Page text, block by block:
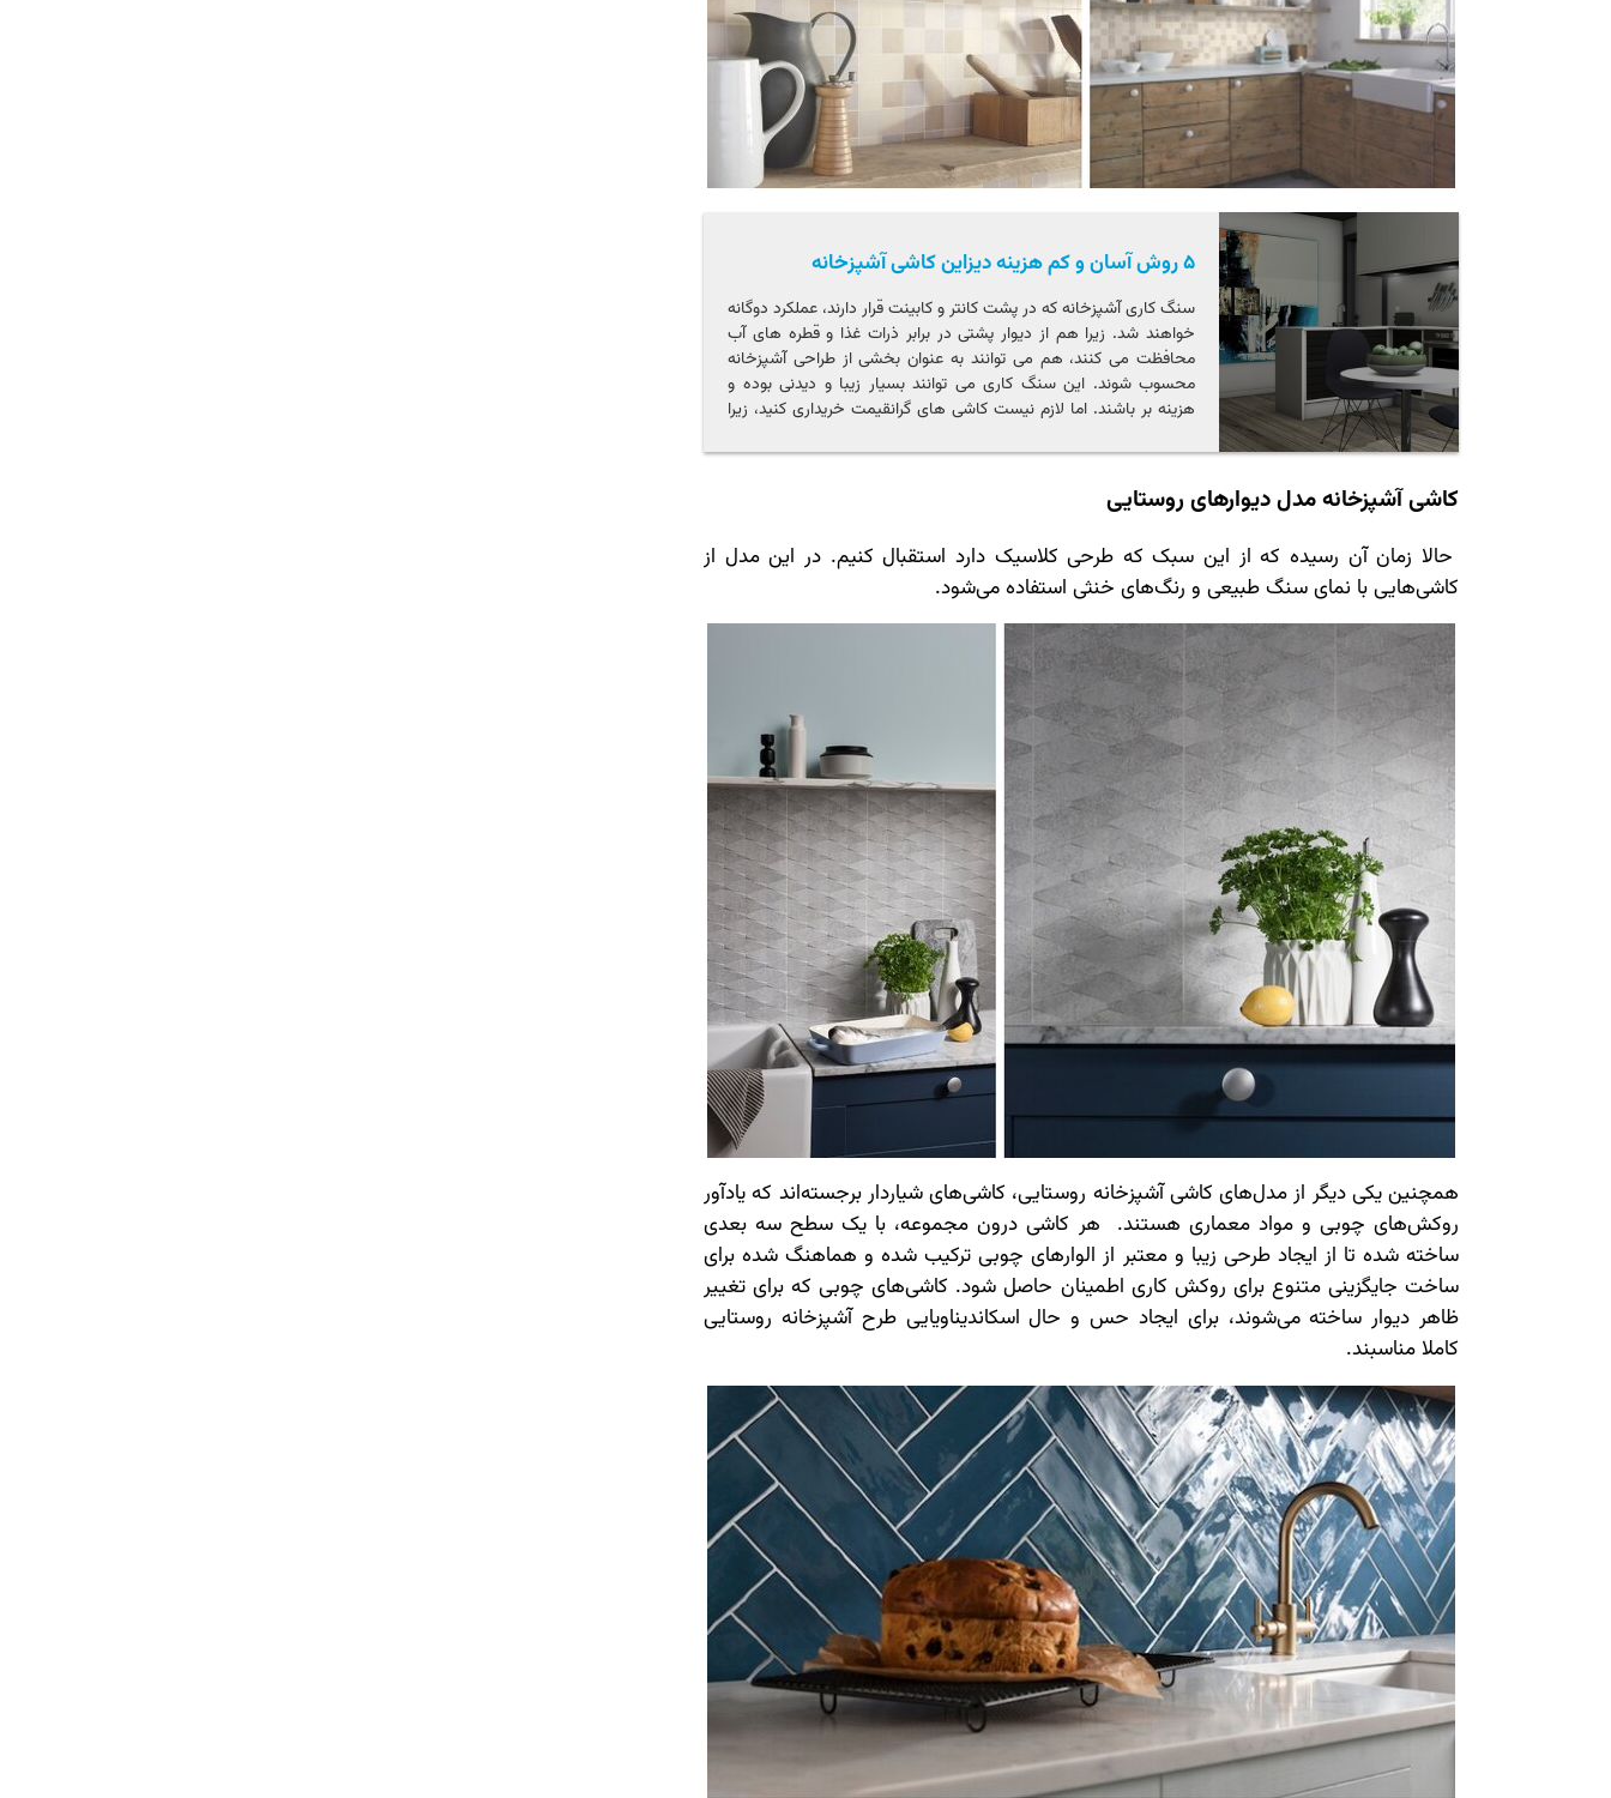
۵ روش آسان و کم هزینه دیزاین کاشی آشپزخانه
سنگ کاری آشپزخانه که در پشت کانتر و کابینت قرار دارند، عملکرد دوگانه
خواهند شد. زیرا هم از دیوار پشتی در برابر ذرات غذا و قطره های آب
محافظت می کنند، هم می توانند به عنوان بخشی از طراحی آشپزخانه
محسوب شوند. این سنگ کاری می توانند بسیار زیبا و دیدنی بوده و
هزینه بر باشند. اما لازم نیست کاشی های گرانقیمت خریداری کنید، زیرا
مجددا طراحی کنید تا مقرون به صرفه باشد. گاهی اوقات با کمی صبر و
زحمت می توانید خودتان این کار را انجام دهید.کاشی آشپزخانه مدل دیوارهای روستایی
حالا زمان آن رسیده که از این سبک که طرحی کلاسیک دارد استقبال کنیم. در این مدل از
کاشی‌هایی با نمای سنگ طبیعی و رنگ‌های خنثی استفاده می‌شود.
همچنین یکی دیگر از مدل‌های کاشی آشپزخانه روستایی، کاشی‌های شیاردار برجسته‌اند که یادآور
روکش‌های چوبی و مواد معماری هستند. هر کاشی درون مجموعه، با یک سطح سه بعدی
ساخته شده تا از ایجاد طرحی زیبا و معتبر از الوارهای چوبی ترکیب شده و هماهنگ شده برای
ساخت جایگزینی متنوع برای روکش کاری اطمینان حاصل شود. کاشی‌های چوبی که برای تغییر
ظاهر دیوار ساخته می‌شوند، برای ایجاد حس و حال اسکاندیناویایی طرح آشپزخانه روستایی
کاملا مناسبند.